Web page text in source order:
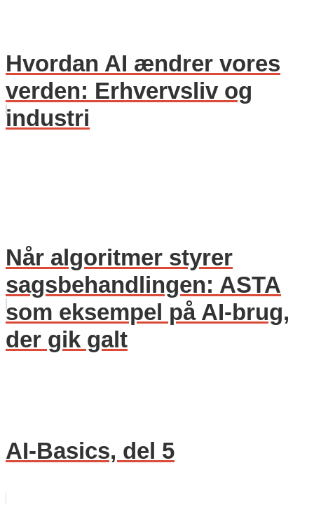
Hvordan AI ændrer vores
verden: Erhvervsliv og
industri
Når algoritmer styrer
sagsbehandlingen: ASTA
som eksempel på AI-brug,
der gik galt
AI-Basics, del 5